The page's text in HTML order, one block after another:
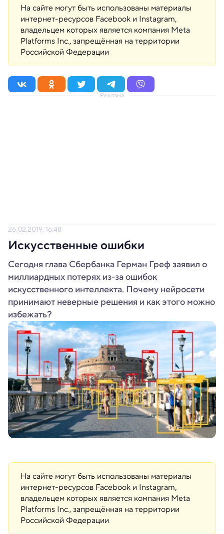
На сайте могут быть использованы материалы
интернет-ресурсов Facebook и Instagram,
владельцем которых является компания Meta
Platforms Inc., запрещённая на территории
Российской Федерации
Реклама
26.02.2019, 16:48
Искусственные ошибки
Сегодня глава Сбербанка Герман Греф заявил о
миллиардных потерях из-за ошибок
искусственного интеллекта. Почему нейросети
принимают неверные решения и как этого можно
избежать?
На сайте могут быть использованы материалы
интернет-ресурсов Facebook и Instagram,
владельцем которых является компания Meta
Platforms Inc., запрещённая на территории
Российской Федерации